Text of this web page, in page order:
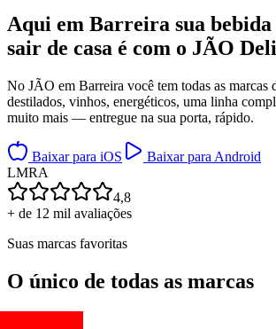
Aqui em Barreira sua
sair de casa é com o JÃO
No JÃO em Barreira você tem todas as marcas
destilados, vinhos, energéticos, uma linha
muito mais — entregue na sua porta, rápido.
Baixar para iOS
Baixar para Android
LMRA
4,8
+ de 12 mil avaliações
Suas marcas favoritas
O único de todas as marcas